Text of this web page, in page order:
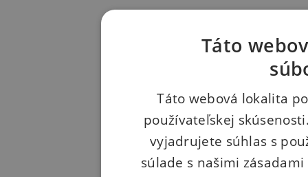
Táto
Táto webová lokalita
používateľskej
vyjadrujete súhlas s
súlade s našimi